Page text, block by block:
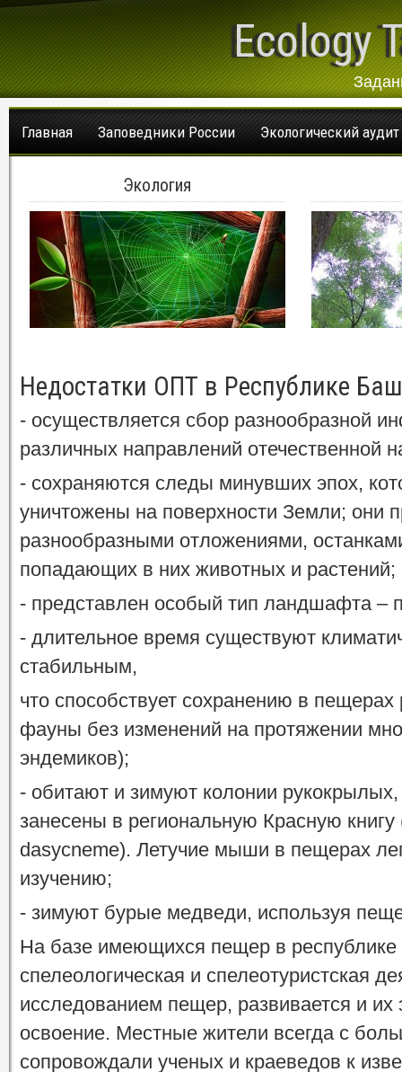
Ecology
Главная Заповедники России Экологический аудит
Экология
Недостатки ОПТ в Республике
- осуществляется сбор разнообразной
различных направлений отечественной
- сохраняются следы минувших эпох,
уничтожены на поверхности Земли; они
разнообразными отложениями,
попадающих в них животных и растений;
- представлен особый тип ландшафта –
- длительное время существуют
стабильным,
что способствует сохранению в
фауны без изменений на протяжении
эндемиков);
- обитают и зимуют колонии
занесены в региональную Красную
dasycneme). Летучие мыши в пещерах
изучению;
- зимуют бурые медведи, используя
На базе имеющихся пещер в республике
спелеологическая и спелеотуристская
исследованием пещер, развивается и их
освоение. Местные жители всегда с
сопровождали ученых и краеведов к